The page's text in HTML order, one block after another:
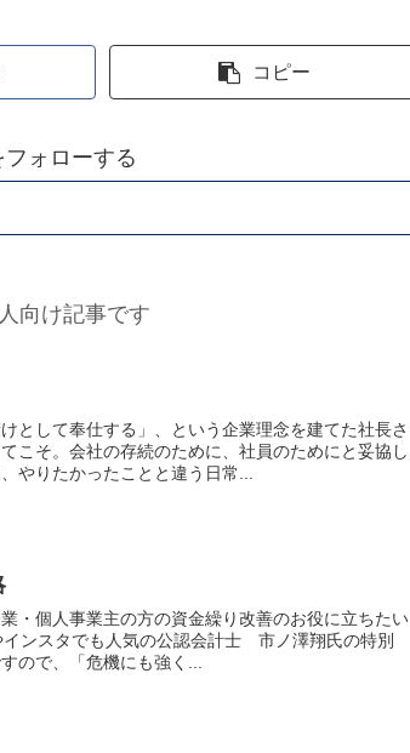
コピー
ォローする
向け記事です
として奉仕する」、という企業理念を建てた社長さ
こそ。会社の存続のために、社員のためにと妥協し
やりたかったことと違う日常...
・個人事業主の方の資金繰り改善のお役に立ちたい
ンスタでも人気の公認会計士 市ノ澤翔氏の特別
ので、「危機にも強く...